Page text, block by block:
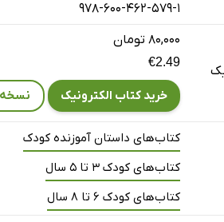
978-600-462-579-1
۸۰,۰۰۰ تومان
€2.49
خرید کتاب الکترونیک نسخه
کتاب‌های داستان آموزنده کودک
کتاب‌های کودک 3 تا 5 سال
کتاب‌های کودک 6 تا 8 سال